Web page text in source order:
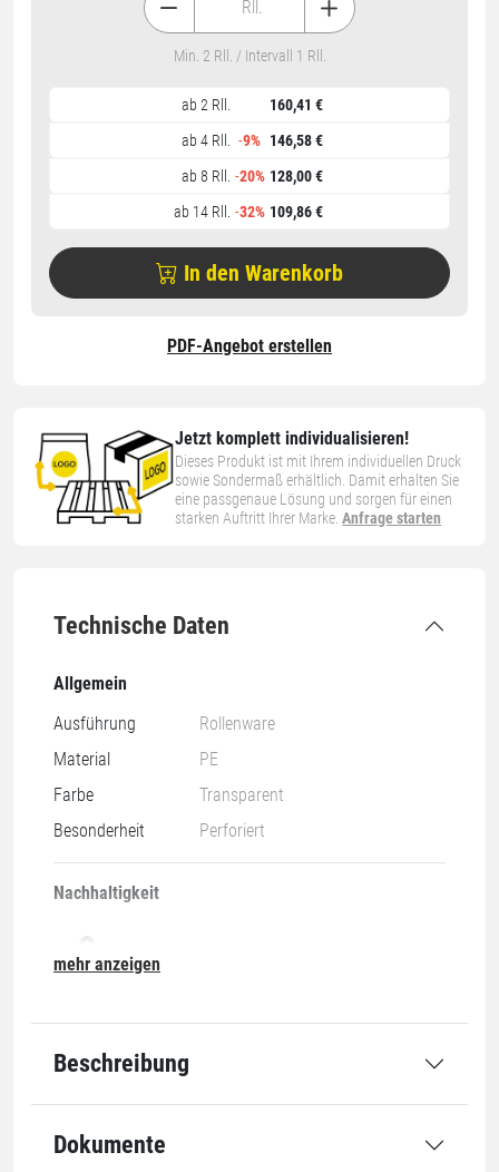
Jetzt komplett individualisieren!
Dieses Produkt ist mit Ihrem individuellen Druck
sowie Sondermaß erhältlich. Damit erhalten Sie
eine passgenaue Lösung und sorgen für einen
starken Auftritt Ihrer Marke.Anfrage starten
Technische Daten
Allgemein
Ausführung
Rollenware
Material
PE
Farbe
Transparent
Besonderheit
Perforiert
Nachhaltigkeit
04-LDPE
Öffnung
mehr anzeigen
Beschreibung
Dokumente
ab 2 Rll.
160,41 €
ab 4 Rll.
-9% 146,58 €
ab 8 Rll.
-20% 128,00 €
ab 14 Rll.
-32% 109,86 €
Rll.
Min. 2 Rll. / Intervall 1 Rll.
In den Warenkorb
PDF-Angebot erstellen